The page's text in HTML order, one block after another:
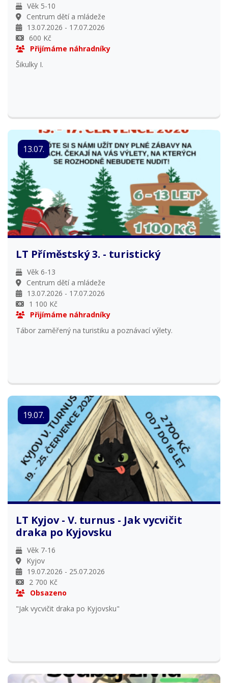
Věk 5-10
Centrum dětí a mládeže
13.07.2026 - 17.07.2026
600 Kč
Přijímáme náhradníky
Šikulky I.
13.07.
LT Příměstský 3. - turistický
Věk 6-13
Centrum dětí a mládeže
13.07.2026 - 17.07.2026
1 100 Kč
Přijímáme náhradníky
Tábor zaměřený na turistiku a poznávací výlety.
19.07.
LT Kyjov - V. turnus - Jak vycvičit
draka po Kyjovsku
Věk 7-16
Kyjov
19.07.2026 - 25.07.2026
2 700 Kč
Obsazeno
"Jak vycvičit draka po Kyjovsku"